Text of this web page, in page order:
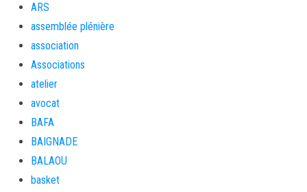
ARS
assemblée plénière
association
Associations
atelier
avocat
BAFA
BAIGNADE
BALAOU
basket